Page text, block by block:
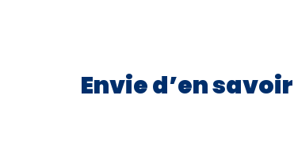
Envie d’en